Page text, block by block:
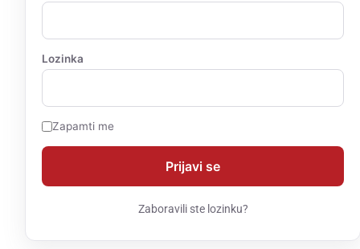
Lozinka
Zapamti me
Zaboravili ste lozinku?